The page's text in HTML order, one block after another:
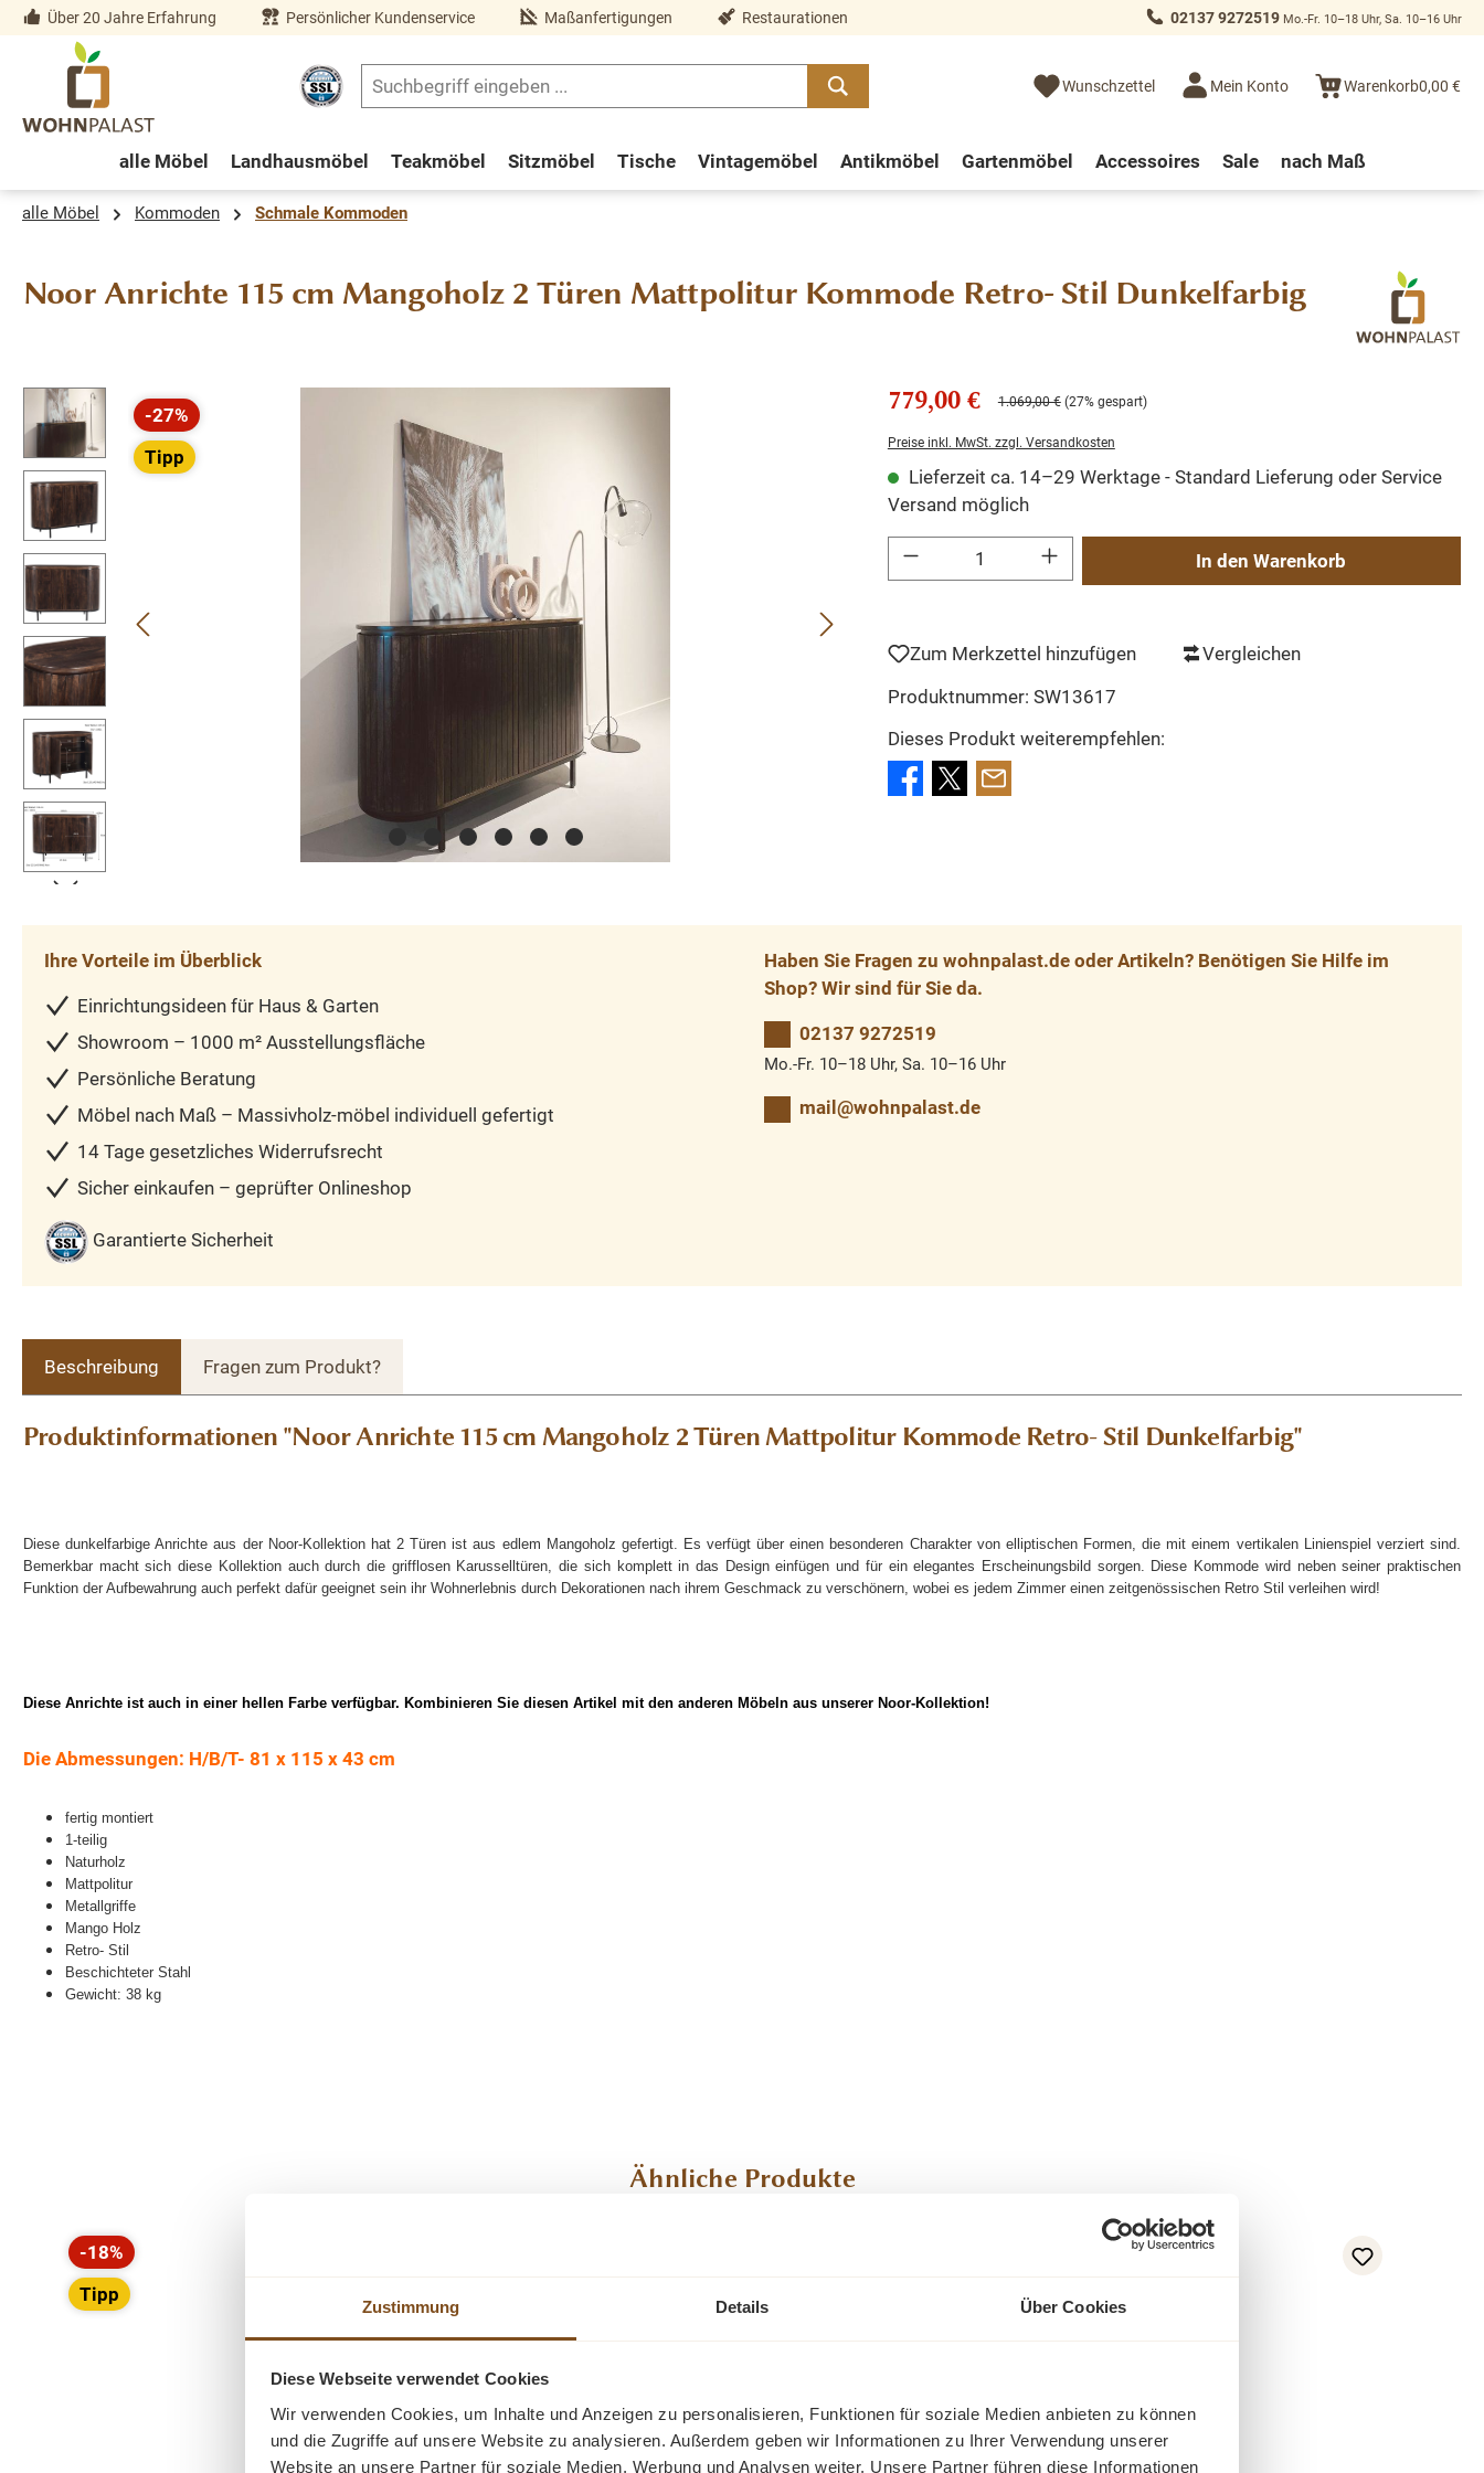
Zustimmung Details Über Cookies
Diese Webseite verwendet Cookies
Wir verwenden Cookies, um Inhalte und Anzeigen zu personalisieren, Funktionen für soziale Medien anbieten zu können
und die Zugriffe auf unsere Website zu analysieren. Außerdem geben wir Informationen zu Ihrer Verwendung unserer
Website an unsere Partner für soziale Medien, Werbung und Analysen weiter. Unsere Partner führen diese Informationen
Zur Hauptnavigation springen
Über 20 Jahre Erfahrung Persönlicher Kundenservice Maßanfertigungen Restaurationen 02137 9272519 Mo.-Fr. 10–18 Uhr, Sa. 10–16 Uhr
Wunschzettel Mein Konto Warenkorb0,00 €
alle Möbel Landhausmöbel Teakmöbel Sitzmöbel Tische Vintagemöbel Antikmöbel Gartenmöbel Accessoires Sale nach Maß
alle Möbel Kommoden Schmale Kommoden
Noor Anrichte 115 cm Mangoholz 2 Türen Mattpolitur Kommode Retro- Stil Dunkelfarbig
Bildergalerie überspringen
-27%
Rabatt
Tipp
779,00 € 1.069,00 € (27% gespart)
Preise inkl. MwSt. zzgl. Versandkosten
Lieferzeit ca. 14–29 Werktage - Standard Lieferung oder Service
Versand möglich
Produkt Anzahl: Gib den gewünschten Wert ein oder benutze die Schaltflächen um die Anzahl zu
In den Warenkorb
Zum Merkzettel hinzufügen
Vergleichen
Produktnummer: SW13617
Dieses Produkt weiterempfehlen:
Ihre Vorteile im Überblick
Einrichtungsideen für Haus & Garten
Showroom – 1000 m² Ausstellungsfläche
Persönliche Beratung
Möbel nach Maß – Massivholz-möbel individuell gefertigt
14 Tage gesetzliches Widerrufsrecht
Sicher einkaufen – geprüfter Onlineshop
Garantierte Sicherheit
Haben Sie Fragen zu wohnpalast.de oder Artikeln? Benötigen Sie Hilfe im
Shop? Wir sind für Sie da.
02137 9272519
Mo.-Fr. 10–18 Uhr, Sa. 10–16 Uhr
mail@wohnpalast.de
Beschreibung Fragen zum Produkt?
Produktinformationen "Noor Anrichte 115 cm Mangoholz 2 Türen Mattpolitur Kommode Retro- Stil Dunkelfarbig"
Diese dunkelfarbige Anrichte aus der Noor-Kollektion hat 2 Türen ist aus edlem Mangoholz gefertigt. Es verfügt über einen besonderen Charakter von elliptischen Formen, die mit einem vertikalen Linienspiel verziert sind.
Bemerkbar macht sich diese Kollektion auch durch die grifflosen Karusselltüren, die sich komplett in das Design einfügen und für ein elegantes Erscheinungsbild sorgen. Diese Kommode wird neben seiner praktischen
Funktion der Aufbewahrung auch perfekt dafür geeignet sein ihr Wohnerlebnis durch Dekorationen nach ihrem Geschmack zu verschönern, wobei es jedem Zimmer einen zeitgenössischen Retro Stil verleihen wird!
Diese Anrichte ist auch in einer hellen Farbe verfügbar. Kombinieren Sie diesen Artikel mit den anderen Möbeln aus unserer Noor-Kollektion!
Die Abmessungen: H/B/T- 81 x 115 x 43 cm
fertig montiert
1-teilig
Naturholz
Mattpolitur
Metallgriffe
Mango Holz
Retro- Stil
Beschichteter Stahl
Gewicht: 38 kg
Ähnliche Produkte
Rabatt
-18%
Tipp